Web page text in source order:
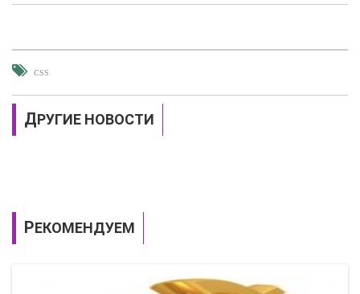
CSS
ДРУГИЕ НОВОСТИ
РЕКОМЕНДУЕМ